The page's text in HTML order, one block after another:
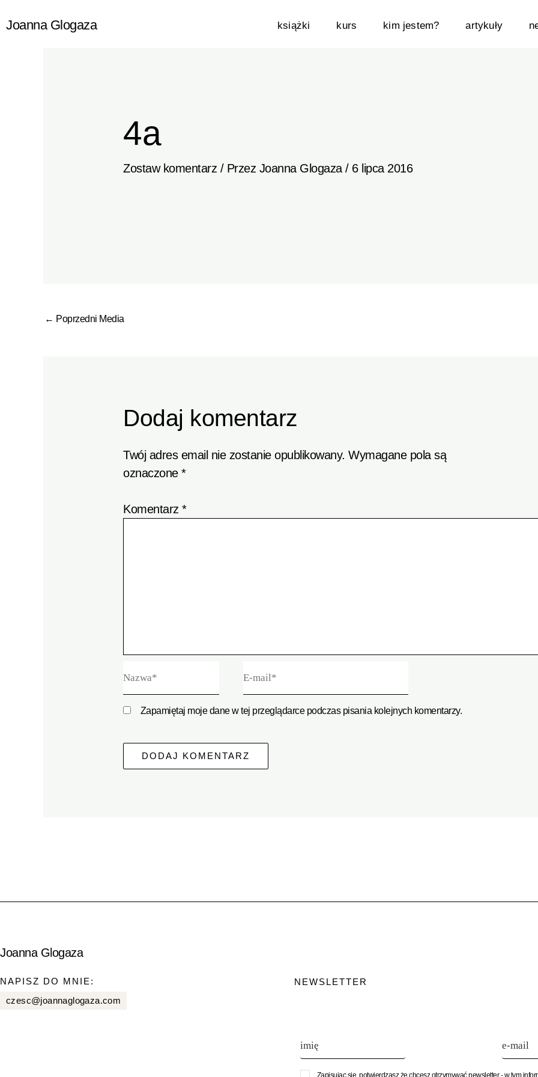
doJoanna Glogaza książki kurs kim jestem? artykuły
4a
Zostaw komentarz / Przez Joanna Glogaza/ 6 lipca 2016
← Poprzedni Media
Dodaj komentarz
Twój adres email nie zostanie opublikowany. Wymagane pola są
oznaczone*
Komentarz*
Zapamiętaj moje dane w tej przeglądarce podczas pisania kolejnych komentarzy.
Joanna Glogaza
NAPISZ DO MNIE:
czesc@joannaglogaza.com
NEWSLETTER
Zapisując się, potwierdzasz że chcesz otrzymywać newsletter - w tym